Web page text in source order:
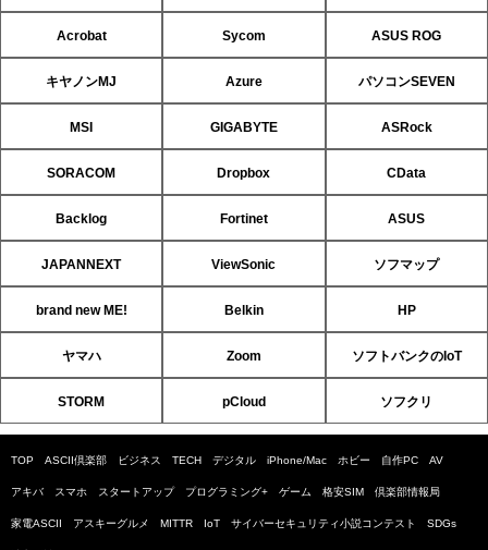
Acrobat Sycom ASUS ROG
キヤノンMJ Azure パソコンSEVEN
MSI GIGABYTE ASRock
SORACOM Dropbox CData
Backlog Fortinet ASUS
JAPANNEXT ViewSonic ソフマップ
brand new ME! Belkin HP
ヤマハ Zoom ソフトバンクのIoT
STORM pCloud ソフクリ
TOP ASCII倶楽部 ビジネス TECH デジタル iPhone/Mac ホビー 自作PC AV
アキバ スマホ スタートアップ プログラミング+ ゲーム 格安SIM 倶楽部情報局
家電ASCII アスキーグルメ MITTR IoT サイバーセキュリティ小説コンテスト SDGs